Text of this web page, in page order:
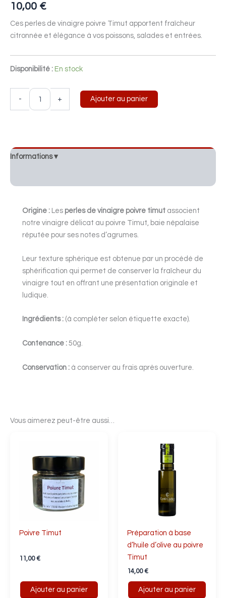
10,00 €
Ces perles de vinaigre poivre Timut apportent fraîcheur
citronnée et élégance à vos poissons, salades et entrées.
Disponibilité : En stock
- + Ajouter au panier
Informations ▾
Origine : Les perles de vinaigre poivre timut associent
notre vinaigre délicat au poivre Timut, baie népalaise
réputée pour ses notes d’agrumes.
Leur texture sphérique est obtenue par un procédé de
sphérification qui permet de conserver la fraîcheur du
vinaigre tout en offrant une présentation originale et
ludique.
Ingrédients : (à compléter selon étiquette exacte).
Contenance : 50g.
Conservation : à conserver au frais après ouverture.
Vous aimerez peut-être aussi…
Poivre Timut
11,00€
Ajouter au panier
Préparation à base
d’huile d’olive au poivre
Timut
14,00€
Ajouter au panier